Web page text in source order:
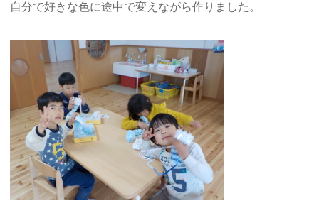
自分で好きな色に途中で変えながら作りました。